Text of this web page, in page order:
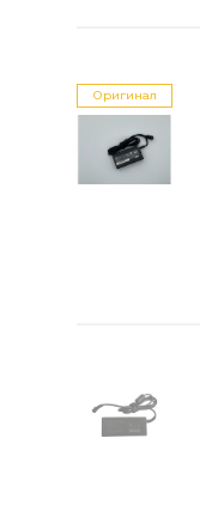
Оригинал